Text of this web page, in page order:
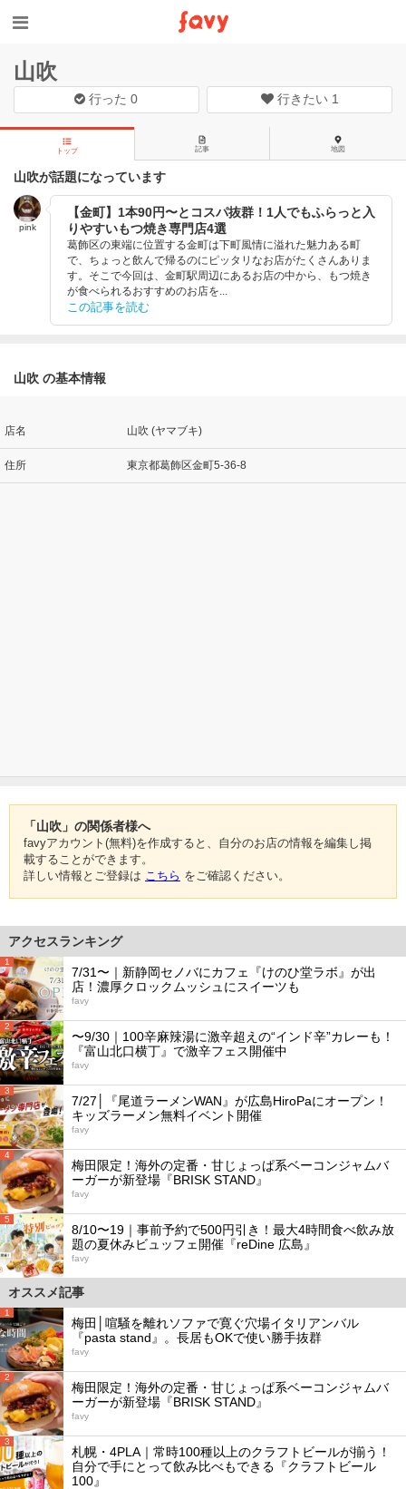
山吹
行った0 行きたい 1
トップ 記事 地図
山吹が話題になっています
pink
【金町】1本90円〜とコスパ抜群！1人でもふらっと入
りやすいもつ焼き専門店4選
葛飾区の東端に位置する金町は下町風情に溢れた魅力ある町
で、ちょっと飲んで帰るのにピッタリなお店がたくさんありま
す。そこで今回は、金町駅周辺にあるお店の中から、もつ焼き
が食べられるおすすめのお店を...
この記事を読む
山吹 の基本情報
店名 山吹 (ヤマブキ)
住所 東京都葛飾区金町5-36-8
「山吹」の関係者様へ
favyアカウント(無料)を作成すると、自分のお店の情報を編集し掲
載することができます。
詳しい情報とご登録は こちら をご確認ください。
アクセスランキング
1
7/31〜｜新静岡セノバにカフェ『けのひ堂ラボ』が出
店！濃厚クロックムッシュにスイーツも
favy
2
〜9/30｜100辛麻辣湯に激辛超えの“インド辛”カレーも！
『富山北口横丁』で激辛フェス開催中
favy
3
7/27│『尾道ラーメンWAN』が広島HiroPaにオープン！
キッズラーメン無料イベント開催
favy
4
梅田限定！海外の定番・甘じょっぱ系ベーコンジャムバ
ーガーが新登場『BRISK STAND』
favy
5
8/10〜19｜事前予約で500円引き！最大4時間食べ飲み放
題の夏休みビュッフェ開催『reDine 広島』
favy
オススメ記事
1
梅田│喧騒を離れソファで寛ぐ穴場イタリアンバル
『pasta stand』。長居もOKで使い勝手抜群
favy
2
梅田限定！海外の定番・甘じょっぱ系ベーコンジャムバ
ーガーが新登場『BRISK STAND』
favy
3
札幌・4PLA｜常時100種以上のクラフトビールが揃う！
自分で手にとって飲み比べもできる『クラフトビール
100』